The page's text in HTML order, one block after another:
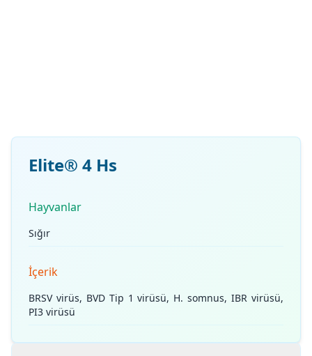
Elite® 4 Hs
Hayvanlar
Sığır
İçerik
BRSV virüs, BVD Tip 1 virüsü, H. somnus, IBR virüsü,
PI3 virüsü